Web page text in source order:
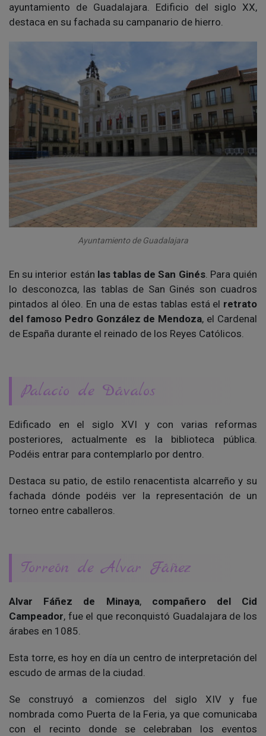
ayuntamiento de Guadalajara. Edificio del siglo XX,
destaca en su fachada su campanario de hierro.
Ayuntamiento de Guadalajara
En su interior están las tablas de San Ginés. Para quién
lo desconozca, las tablas de San Ginés son cuadros
pintados al óleo. En una de estas tablas está el retrato
del famoso Pedro González de Mendoza, el Cardenal
de España durante el reinado de los Reyes Católicos.
Palacio de Dávalos
Edificado en el siglo XVI y con varias reformas
posteriores, actualmente es la biblioteca pública.
Podéis entrar para contemplarlo por dentro.
Destaca su patio, de estilo renacentista alcarreño y su
fachada dónde podéis ver la representación de un
torneo entre caballeros.
Torreón de Alvar Fáñez
Alvar Fáñez de Minaya, compañero del Cid
Campeador, fue el que reconquistó Guadalajara de los
árabes en 1085.
Esta torre, es hoy en día un centro de interpretación del
escudo de armas de la ciudad.
Se construyó a comienzos del siglo XIV y fue
nombrada como Puerta de la Feria, ya que comunicaba
con el recinto donde se celebraban los eventos